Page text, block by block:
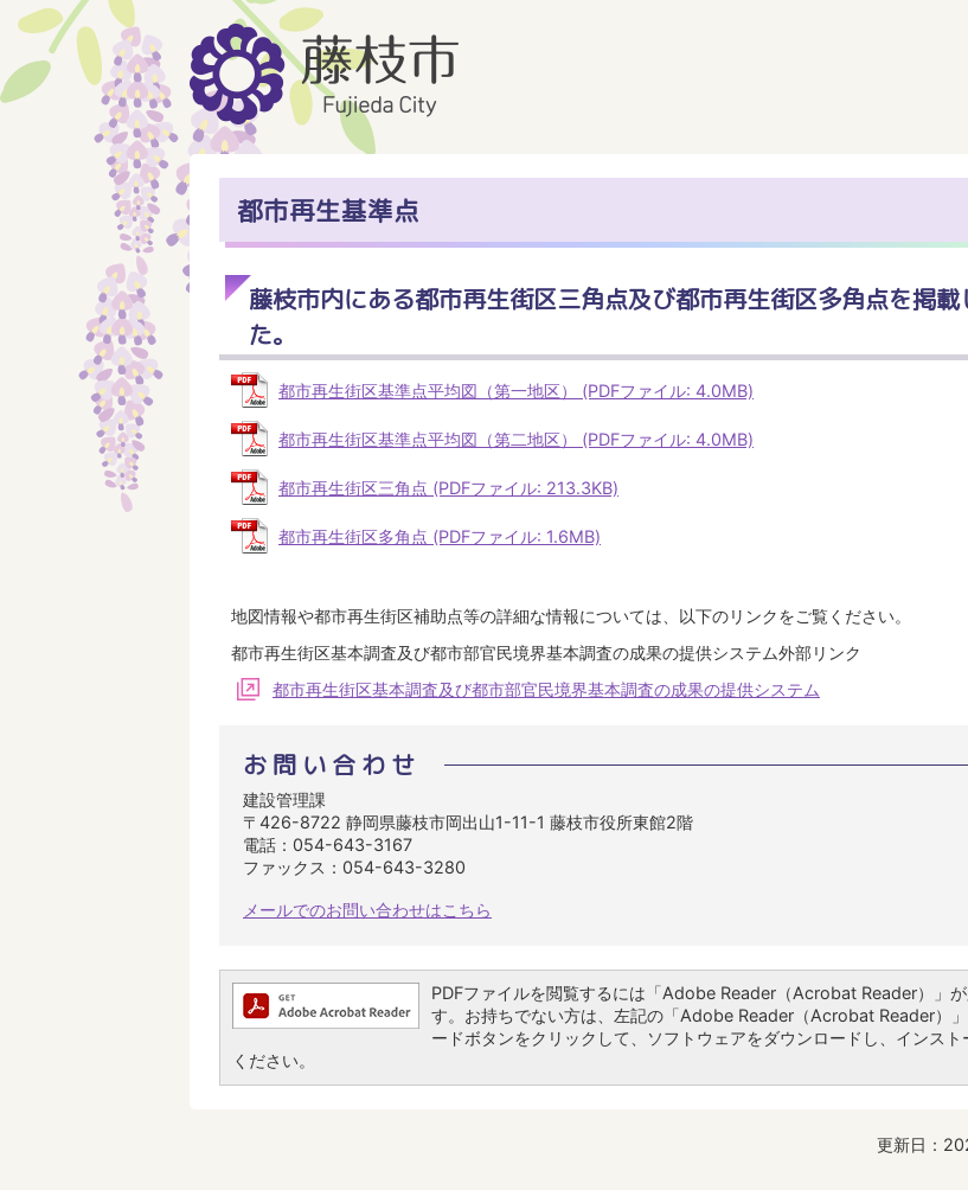
都市再生基準点
藤枝市内にある都市再生街区三角点及び都市再生街区多角点を掲載
た。
都市再生街区基準点平均図（第一地区） (PDFファイル: 4.0MB)
都市再生街区基準点平均図（第二地区） (PDFファイル: 4.0MB)
都市再生街区三角点 (PDFファイル: 213.3KB)
都市再生街区多角点 (PDFファイル: 1.6MB)
地図情報や都市再生街区補助点等の詳細な情報については、以下のリンクをご覧ください。
都市再生街区基本調査及び都市部官民境界基本調査の成果の提供システム外部リンク
都市再生街区基本調査及び都市部官民境界基本調査の成果の提供システム
お問い合わせ
建設管理課
〒426-8722 静岡県藤枝市岡出山1-11-1 藤枝市役所東館2階
電話：054-643-3167
ファックス：054-643-3280
メールでのお問い合わせはこちら
PDFファイルを閲覧するには「Adobe Reader（Acrobat Reader）」
す。お持ちでない方は、左記の「Adobe Reader（Acrobat Reader）
ードボタンをクリックして、ソフトウェアをダウンロードし、インスト
ください。
更新日：